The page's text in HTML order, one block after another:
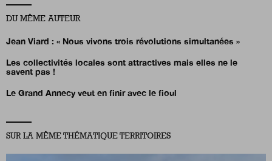
DU MÊME AUTEUR
Jean Viard : « Nous vivons trois révolutions simultanées »
Les collectivités locales sont attractives mais elles ne le
savent pas !
Le Grand Annecy veut en finir avec le fioul
SUR LA MÊME THÉMATIQUE TERRITOIRES